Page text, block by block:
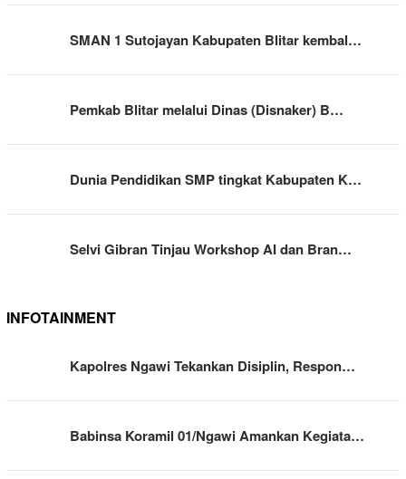
SMAN 1 Sutojayan Kabupaten Blitar kembal…
Pemkab Blitar melalui Dinas (Disnaker) B…
Dunia Pendidikan SMP tingkat Kabupaten K…
Selvi Gibran Tinjau Workshop AI dan Bran…
INFOTAINMENT
Kapolres Ngawi Tekankan Disiplin, Respon…
Babinsa Koramil 01/Ngawi Amankan Kegiata…